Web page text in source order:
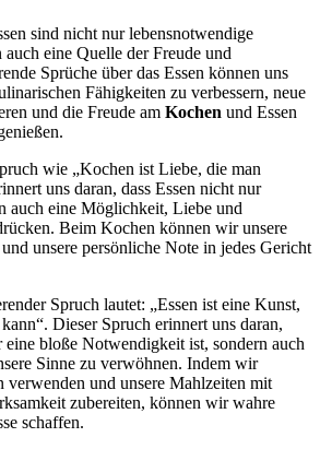
sind nicht nur lebensnotwendige
eine Quelle der Freude und
Sprüche über das Essen können uns
Fähigkeiten zu verbessern, neue
und die Freude am Kochen und Essen
wie „Kochen ist Liebe, die man
uns daran, dass Essen nicht nur
auch eine Möglichkeit, Liebe und
Beim Kochen können wir unsere
unsere persönliche Note in jedes Gericht
Spruch lautet: „Essen ist eine Kunst,
Dieser Spruch erinnert uns daran,
eine bloße Notwendigkeit ist, sondern auch
Sinne zu verwöhnen. Indem wir
verwenden und unsere Mahlzeiten mit
zubereiten, können wir wahre
schaffen.